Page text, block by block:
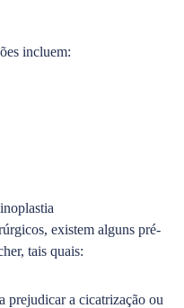
incluem:
existem alguns pré-
tais quais:
prejudicar a cicatrização ou